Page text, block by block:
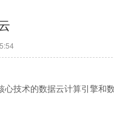
技术的数据云计算引擎和